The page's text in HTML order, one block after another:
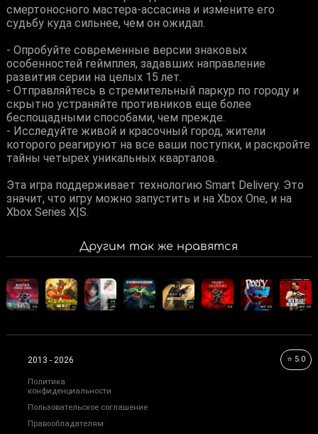
смертоносного мастера-ассасина и измените его
судьбу куда сильнее, чем он ожидал.
- Опробуйте современные версии знаковых
особенностей геймплея, задавших направление
развития серии на целых 15 лет.
- Отправляйтесь в стремительный паркур по городу и
скрытно устраняйте противников еще более
беспощадными способами, чем прежде.
- Исследуйте живой и красочный город, жители
которого реагируют на все ваши поступки, и раскройте
тайны четырех уникальных кварталов.
Эта игра поддерживает технологию Smart Delivery. Это
значит, что игру можно запустить и на Xbox One, и на
Xbox Series X|S.
Другим так же нравятся
2013 - 2026 ⭐ 5.0
Политика
конфиденциальности
Пользовательское соглашение
Правообладателям